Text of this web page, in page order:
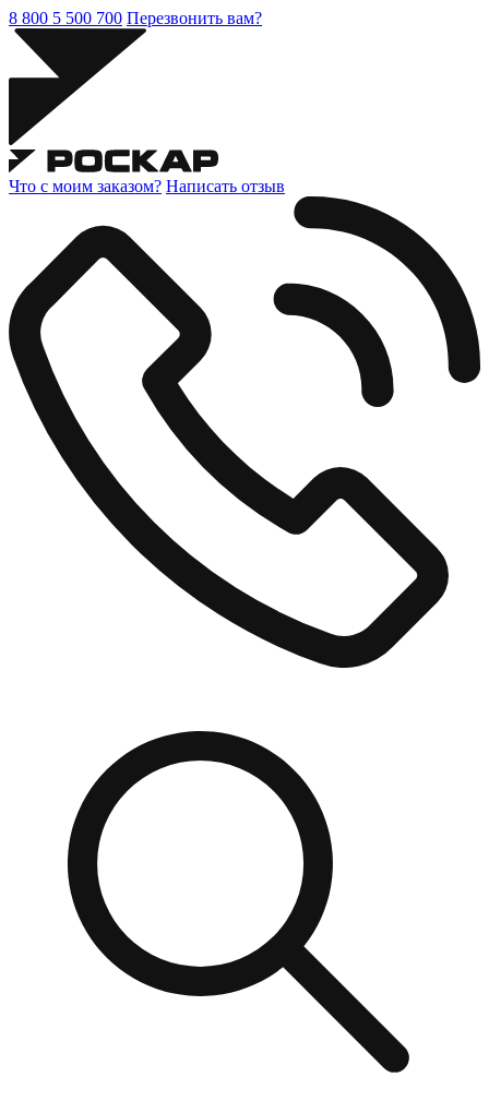
8 800 5 500 700 Перезвонить вам?
Что с моим заказом? Написать отзыв